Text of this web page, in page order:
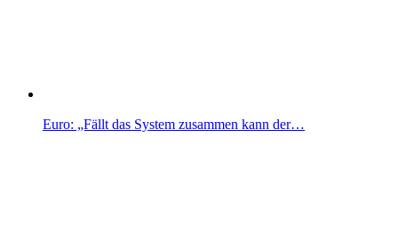
Euro: „Fällt das System zusammen kann der…